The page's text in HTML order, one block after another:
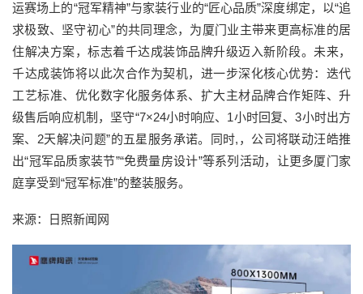
运赛场上的“冠军精神”与家装行业的“匠心品质”深度绑定，以“追
求极致、坚守初心”的共同理念，为厦门业主带来更高标准的居
住解决方案，标志着千达成装饰品牌升级迈入新阶段。未来，
千达成装饰将以此次合作为契机，进一步深化核心优势：迭代
工艺标准、优化数字化服务体系、扩大主材品牌合作矩阵、升
级售后响应机制，坚守“7×24小时响应、1小时回复、3小时出方
案、2天解决问题”的五星服务承诺。同时,，公司将联动汪皓推
出“冠军品质家装节”“免费量房设计”等系列活动，让更多厦门家
庭享受到“冠军标准”的整装服务。
来源：日照新闻网